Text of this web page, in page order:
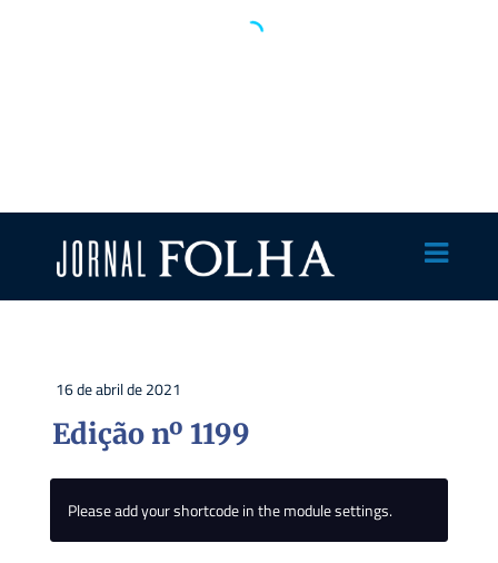
16 de abril de 2021
Edição nº 1199
Please add your shortcode in the module settings.